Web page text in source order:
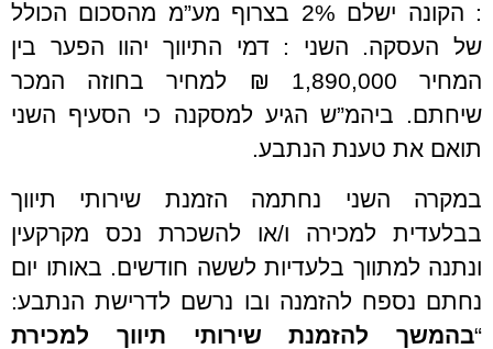
: הקונה ישלם 2% בצרוף מע”מ מהסכום הכולל
של העסקה. השני : דמי התיווך יהוו הפער בין
המחיר 1,890,000 ₪ למחיר בחוזה המכר
שיחתם. ביהמ”ש הגיע למסקנה כי הסעיף השני
תואם את טענת הנתבע.
במקרה השני נחתמה הזמנת שירותי תיווך
בבלעדית למכירה ו/או להשכרת נכס מקרקעין
ונתנה למתווך בלעדיות לששה חודשים. באותו יום
נחתם נספח להזמנה ובו נרשם לדרישת הנתבע:
“בהמשך להזמנת שירותי תיווך למכירת